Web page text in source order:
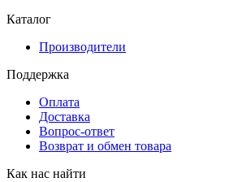
Каталог
Производители
Поддержка
Оплата
Доставка
Вопрос-ответ
Возврат и обмен товара
Как нас найти